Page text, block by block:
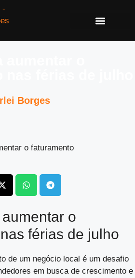
Borges
o
férias de julho
de um negócio local é um desafio
em busca de crescimento e